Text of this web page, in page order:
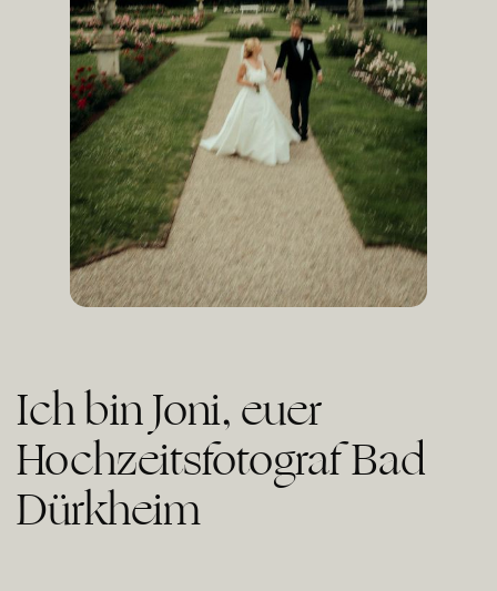
Ich bin Joni, euer
Hochzeitsfotograf Bad
Dürkheim